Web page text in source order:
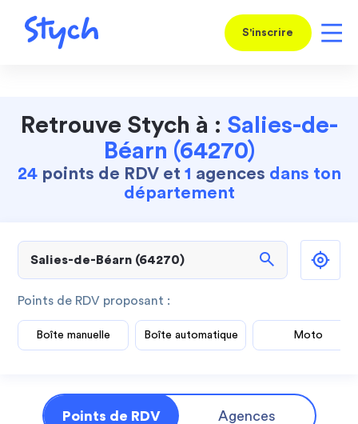
S'inscrire
Retrouve Stych à : Salies-de-
Béarn (64270)
24points de RDV et 1 agences dans ton
département
search
Points de RDV proposant :
Boîte manuelle Boîte automatique Moto
Points de RDV Agences